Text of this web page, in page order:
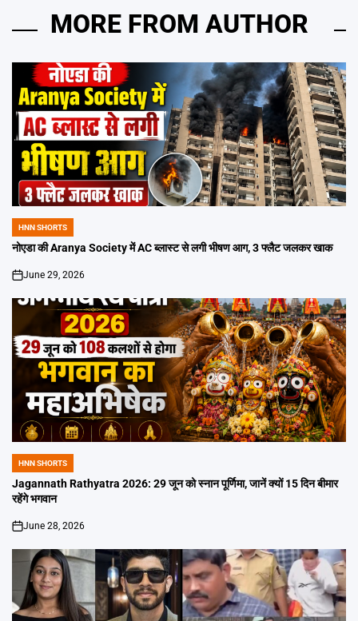
MORE FROM AUTHOR
POSTED
IN
HNN SHORTS
नोएडा की Aranya Society में AC ब्लास्ट से लगी भीषण आग, 3 फ्लैट जलकर खाक
on
June 29, 2026
POSTED
IN
HNN SHORTS
Jagannath Rathyatra 2026: 29 जून को स्नान पूर्णिमा, जानें क्यों 15 दिन बीमार
रहेंगे भगवान
on
June 28, 2026